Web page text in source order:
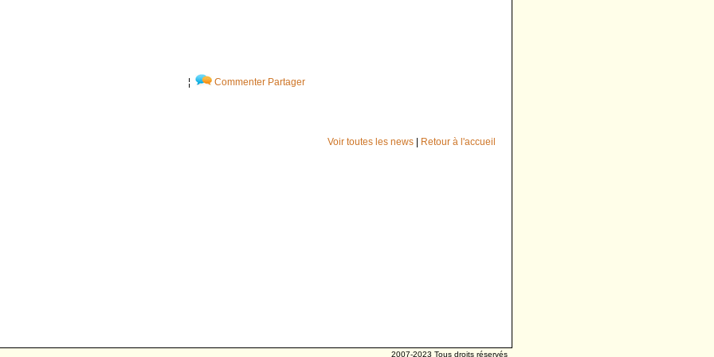
¦ Commenter Partager
Voir toutes les news| Retour à l'accueil
2007-2023 Tous droits réservés